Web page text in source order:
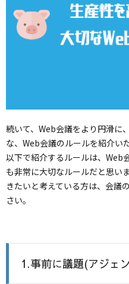
続いて、Web会議をより円滑に
な、Web会議のルールを紹介い
以下で紹介するルールは、Web
も非常に大切なルールだと思い
きたいと考えている方は、会議
さい。
1.事前に議題(アジェ